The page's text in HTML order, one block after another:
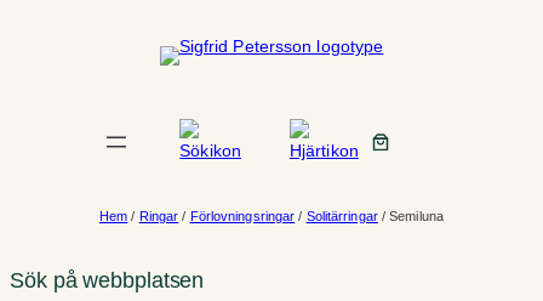
Hem / Ringar / Förlovningsringar / Solitärringar/ Semiluna
Sök på webbplatsen